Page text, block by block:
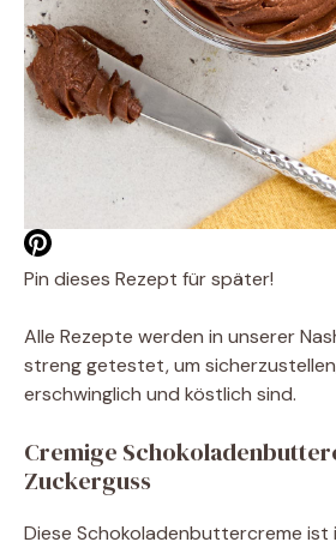
Pin dieses Rezept für später!
Alle Rezepte werden in unserer
streng getestet, um
erschwinglich und köstlich sind.
Cremige
Zuckerguss
Diese Schokoladenbuttercreme ist